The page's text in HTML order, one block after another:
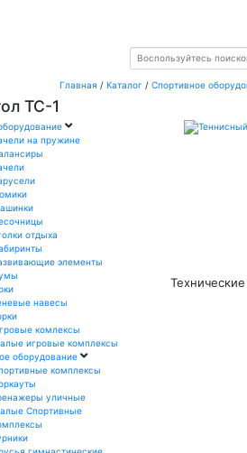
Главная / Каталог / Спортивное
ТС-1
на пружине
отдыха
элементы
навесы
комлексы
игровые комплексы
оборудование
комплексы
уличные
Спортивные
гимнастические